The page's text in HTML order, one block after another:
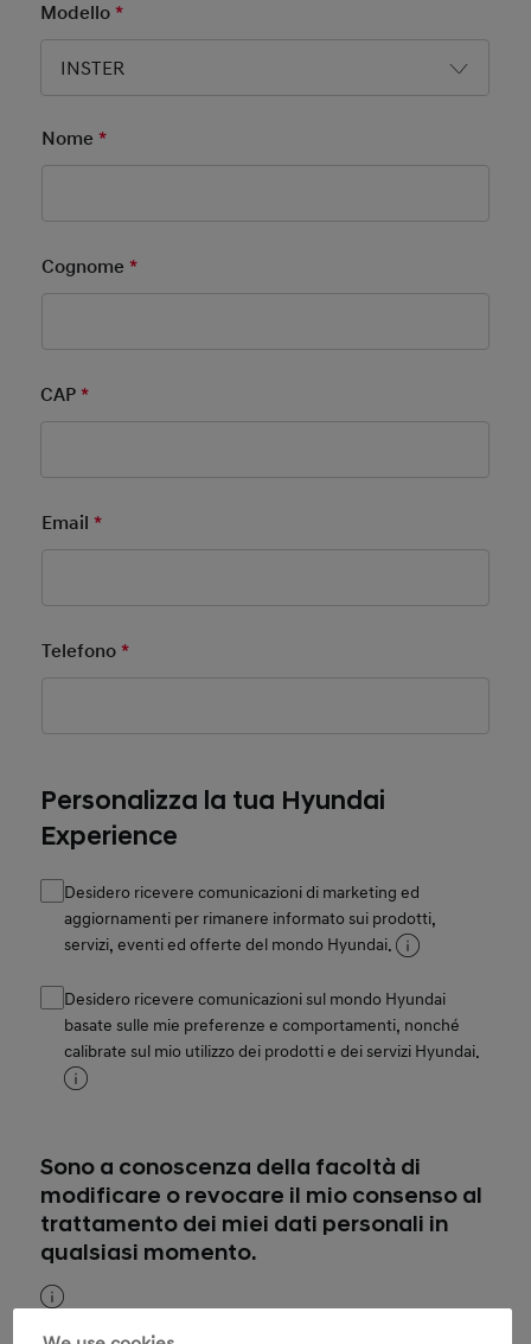
Modello*
INSTER
Nome *Mandatory Field
Cognome *Mandatory Field
CAP*
Email *Mandatory Field
Telefono *Mandatory Field
Personalizza la tua Hyundai
Experience
Desidero ricevere comunicazioni di marketing ed
aggiornamenti per rimanere informato sui prodotti,
servizi, eventi ed offerte del mondo Hyundai.
Desidero ricevere comunicazioni sul mondo Hyundai
basate sulle mie preferenze e comportamenti, nonché
calibrate sul mio utilizzo dei prodotti e dei servizi Hyundai.
Sono a conoscenza della facoltà di
modificare o revocare il mio consenso al
trattamento dei miei dati personali in
qualsiasi momento.